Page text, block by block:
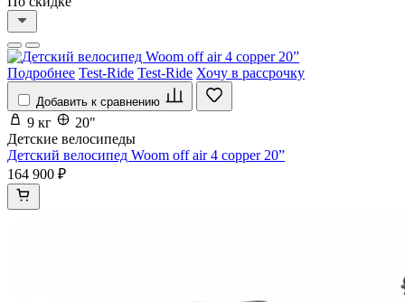
Подробнее Test-Ride Test-Ride Хочу в рассрочку
Добавить к сравнению
9 кг
20"
Детские велосипеды
Детский велосипед Woom off air 4 copper 20”
164 900 ₽